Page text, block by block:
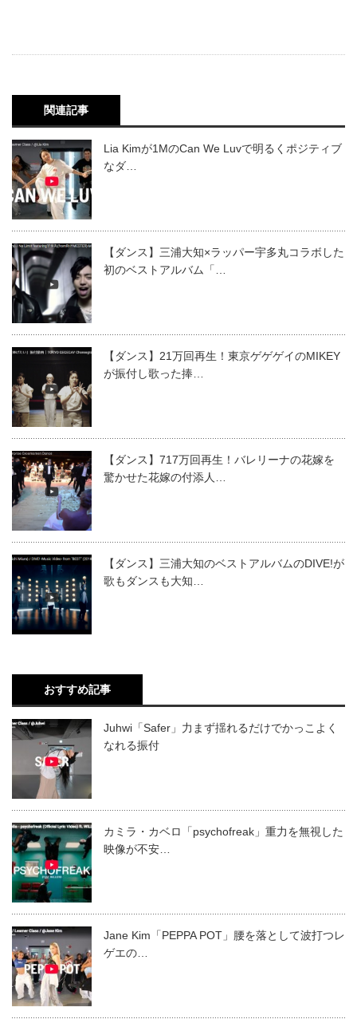
関連記事
Lia Kimが1MのCan We Luvで明るくポジティブ
なダ…
【ダンス】三浦大知×ラッパー宇多丸コラボした
初のベストアルバム「…
【ダンス】21万回再生！東京ゲゲゲイのMIKEY
が振付し歌った捧…
【ダンス】717万回再生！バレリーナの花嫁を
驚かせた花嫁の付添人…
【ダンス】三浦大知のベストアルバムのDIVE!が
歌もダンスも大知…
おすすめ記事
Juhwi「Safer」力まず揺れるだけでかっこよく
なれる振付
カミラ・カベロ「psychofreak」重力を無視した
映像が不安…
Jane Kim「PEPPA POT」腰を落として波打つレ
ゲエの…